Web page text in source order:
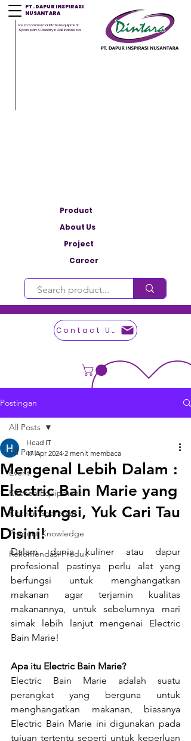
PT. DAPUR INSPIRASI
NUSANTARA
Best Commercial Kitchen Equipment,
Sparepart & Laundry in Bali, Indonesia
Career
Contact Us
Product
About Us
Project
Postingan
All Posts
Event
Kitchen Equipment
Kitchen Sparepart
Product Knowledge
Rekomendasi Produk
All Posts
Mengenal Lebih Dalam :
Electric Bain Marie yang
Multifungsi, Yuk Cari Tau
Disini!
Head IT
17 Apr 2024 2 menit membaca
Dalam dunia kuliner atau dapur
profesional pastinya perlu alat yang
berfungsi untuk menghangatkan
makanan agar terjamin kualitas
makanannya, untuk sebelumnya mari
simak lebih lanjut mengenai Electric
Bain Marie!
Apa itu Electric Bain Marie?
Electric Bain Marie adalah suatu
perangkat yang berguna untuk
menghangatkan makanan, biasanya
Electric Bain Marie ini digunakan pada
tujuan tertentu seperti untuk keperluan